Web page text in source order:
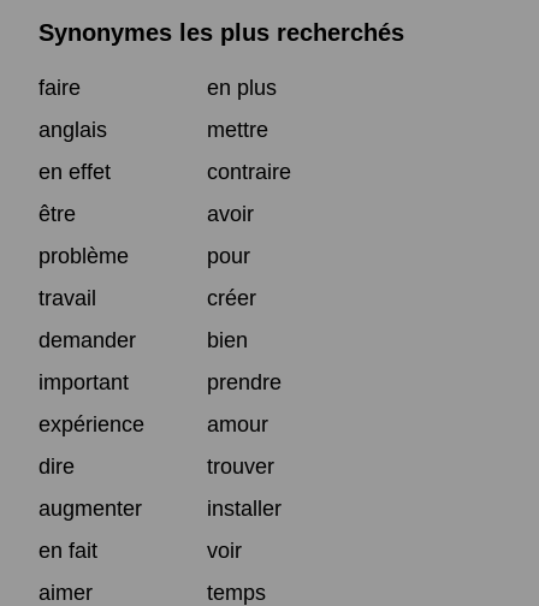
Synonymes les plus recherchés
faire
en plus
anglais
mettre
en effet
contraire
être
avoir
problème
pour
travail
créer
demander
bien
important
prendre
expérience
amour
dire
trouver
augmenter
installer
en fait
voir
aimer
temps